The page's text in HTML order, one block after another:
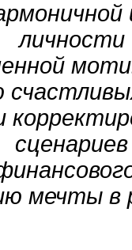
личности
сценариев
мечты в